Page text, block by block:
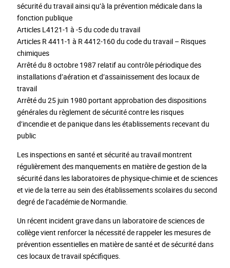
sécurité du travail ainsi qu’à la prévention médicale dans la
fonction publique
Articles L4121-1 à -5 du code du travail
Articles R 4411-1 à R 4412-160 du code du travail – Risques
chimiques
Arrêté du 8 octobre 1987 relatif au contrôle périodique des
installations d’aération et d’assainissement des locaux de
travail
Arrêté du 25 juin 1980 portant approbation des dispositions
générales du règlement de sécurité contre les risques
d’incendie et de panique dans les établissements recevant du
public
Les inspections en santé et sécurité au travail montrent
régulièrement des manquements en matière de gestion de la
sécurité dans les laboratoires de physique-chimie et de sciences
et vie de la terre au sein des établissements scolaires du second
degré de l’académie de Normandie.
Un récent incident grave dans un laboratoire de sciences de
collège vient renforcer la nécessité de rappeler les mesures de
prévention essentielles en matière de santé et de sécurité dans
ces locaux de travail spécifiques.